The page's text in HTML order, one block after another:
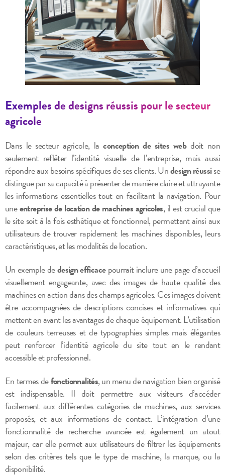
Exemples de designs réussis pour le secteur
agricole
Dans le secteur agricole, laconception de sites webdoit non
seulement refléter l’identité visuelle de l’entreprise, mais aussi
répondre aux besoins spécifiques de ses clients. Undesign réussise
distingue par sa capacité à présenter de manière claire et attrayante
les informations essentielles tout en facilitant la navigation. Pour
uneentreprise de location de machines agricoles, il est crucial que
le site soit à la fois esthétique et fonctionnel, permettant ainsi aux
utilisateurs de trouver rapidement les machines disponibles, leurs
caractéristiques, et les modalités de location.
Un exemple dedesign efficacepourrait inclure une page d’accueil
visuellement engageante, avec des images de haute qualité des
machines en action dans des champs agricoles. Ces images doivent
être accompagnées de descriptions concises et informatives qui
mettent en avant les avantages de chaque équipement. L’utilisation
de couleurs terreuses et de typographies simples mais élégantes
peut renforcer l’identité agricole du site tout en le rendant
accessible et professionnel.
En termes defonctionnalités, un menu de navigation bien organisé
est indispensable. Il doit permettre aux visiteurs d’accéder
facilement aux différentes catégories de machines, aux services
proposés, et aux informations de contact. L’intégration d’une
fonctionnalité de recherche avancée est également un atout
majeur, car elle permet aux utilisateurs de filtrer les équipements
selon des critères tels que le type de machine, la marque, ou la
disponibilité.